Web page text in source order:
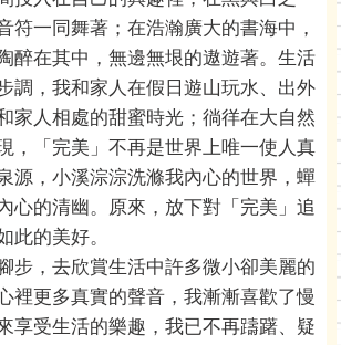
符一同舞著；在浩瀚廣大的書海中，
醉在其中，無邊無垠的遨遊著。生活
調，我和家人在假日遊山玩水、出外
家人相處的甜蜜時光；徜徉在大自然
，「完美」不再是世界上唯一使人真
源，小溪淙淙洗滌我內心的世界，蟬
心的清幽。原來，放下對「完美」追
此的美好。
步，去欣賞生活中許多微小卻美麗的
裡更多真實的聲音，我漸漸喜歡了慢
享受生活的樂趣，我已不再躊躇、疑